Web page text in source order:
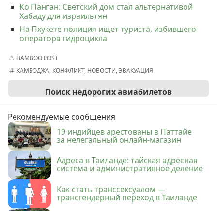
Ко Панган: Светский дом стал альтернативой
Хабаду для израильтян
На Пхукете полиция ищет туриста, избившего
оператора гидроцикла
BAMBOO POST
КАМБОДЖА, КОНФЛИКТ, НОВОСТИ,ЭВАКУАЦИЯ
Поиск недорогих авиабилетов
Рекомендуемые сообщения
19 индийцев арестованы в Паттайе
за нелегальный онлайн-магазин
Адреса в Таиланде: тайская адресная
система и административное деление
Как стать транссексуалом —
трансгендерный переход в Таиланде